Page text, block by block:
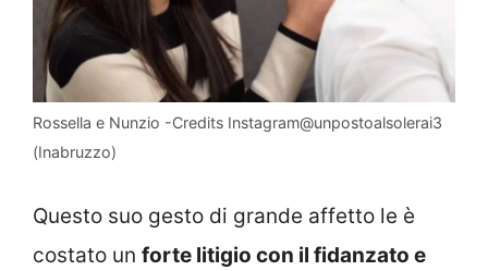
Rossella e Nunzio -Credits Instagram@unpostoalsolerai3
(Inabruzzo)
Questo suo gesto di grande affetto le è
costato un forte litigio con il fidanzato e